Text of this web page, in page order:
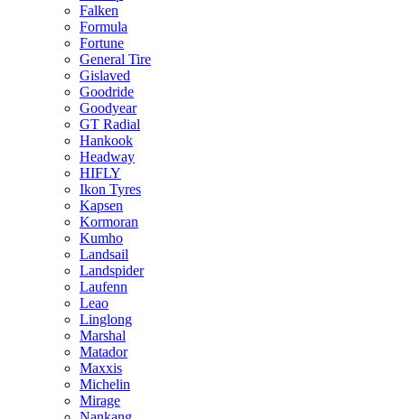
Falken
Formula
Fortune
General Tire
Gislaved
Goodride
Goodyear
GT Radial
Hankook
Headway
HIFLY
Ikon Tyres
Kapsen
Kormoran
Kumho
Landsail
Landspider
Laufenn
Leao
Linglong
Marshal
Matador
Maxxis
Michelin
Mirage